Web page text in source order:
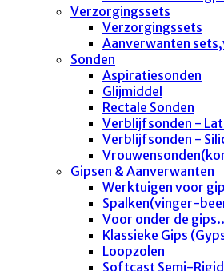
Verzorgingssets
Verzorgingssets
Aanverwanten
Sonden
Aspiratiesonden
Glijmiddel
Rectale Sonden
Verblijfsonden -
Verblijfsonden -
Gipsen & Aanverwanten
Werktuigen voor
Spalken(vinger-
Voor onder de
Klassieke Gips
Loopzolen
Softcast Semi-